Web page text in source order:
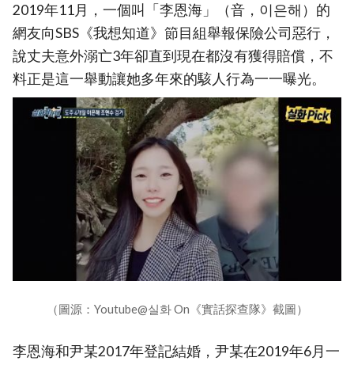
2019年11月，一個叫「李恩海」（音，이은해）的
網友向SBS《我想知道》節目組舉報保險公司惡行，
說丈夫意外溺亡3年卻直到現在都沒有獲得賠償，不
料正是這一舉動讓她多年來的駭人行為一一曝光。
（圖源：Youtube@실화 On《實話探查隊》截圖）
李恩海和尹某2017年登記結婚，尹某在2019年6月一